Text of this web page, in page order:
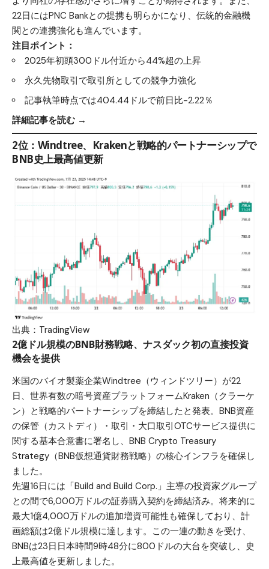
22日にはPNC Bankとの提携も明らかになり、伝統的金融機
関との連携強化も進んでいます。
注目ポイント：
2025年初頭300ドル付近から44%超の上昇
永久先物取引で取引所としての競争力強化
記事執筆時点では404.44ドルで前日比-2.22％
詳細記事を読む →
2位：Windtree、Krakenと戦略的パートナーシップで
BNB史上最高値更新
出典：TradingView
2億ドル規模のBNB財務戦略、ナスダック初の直接投資
機会を提供
米国のバイオ製薬企業Windtree（ウィンドツリー）が22
日、世界有数の暗号資産プラットフォームKraken（クラーケ
ン）と戦略的パートナーシップを締結したと発表。BNB資産
の保管（カストディ）・取引・大口取引OTCサービス提供に
関する基本合意書に署名し、BNB Crypto Treasury
Strategy（BNB仮想通貨財務戦略）の核心インフラを確保し
ました。
先週16日には「Build and Build Corp.」主導の投資家グループ
との間で6,000万ドルの証券購入契約を締結済み。将来的に
最大1億4,000万ドルの追加増資可能性も確保しており、計
画総額は2億ドル規模に達します。この一連の動きを受け、
BNBは23日日本時間9時48分に800ドルの大台を突破し、史
上最高値を更新しました。